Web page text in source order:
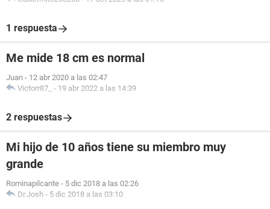
1 respuesta
Me mide 18 cm es normal
Juan - 12 abr 2020 a las 02:47
Victorr87_ - 19 abr 2022 a las 14:39
2 respuestas
Mi hijo de 10 años tiene su miembro muy
grande
Rominapilcante - 5 dic 2018 a las 02:26
Dr.Josh - 5 dic 2018 a las 03:10